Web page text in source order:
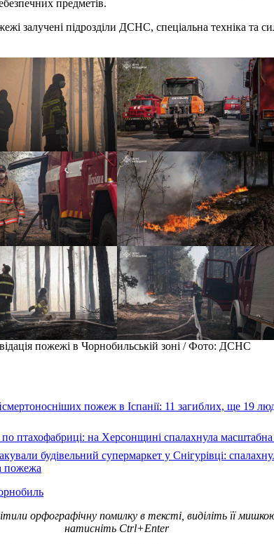
предметів.
залучені підрозділи ДСНС, спеціальна техніка та
пожежі в Чорнобильській зоні / Фото: ДСНС
пожеж в Іспанії: 11 загиблих, ще 19
птахофабриці: на Херсонщині спалахнула
будівельний супермаркет у Снігурівці:
пожежа
орфографічну помилку в тексті, виділіть її
натисніть Ctrl+Enter